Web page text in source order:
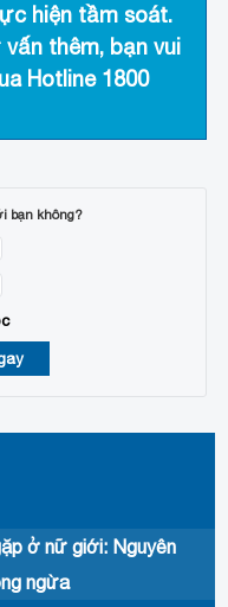
hiện tầm soát.
thêm, bạn vui
Hotline 1800
bạn không?
ở nữ giới: Nguyên
ngừa